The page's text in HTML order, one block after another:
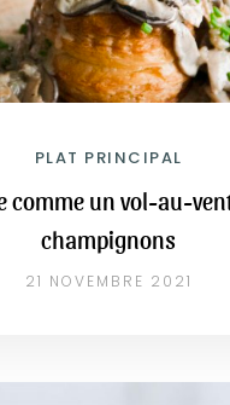
PLAT PRINCIPAL
comme un vol-au-
champignons
21 NOVEMBRE 2021